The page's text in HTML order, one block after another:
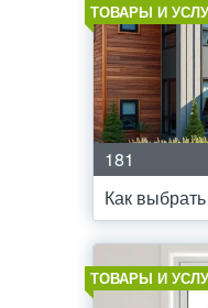
ТОВАРЫ И
181
Как
ТОВАРЫ И